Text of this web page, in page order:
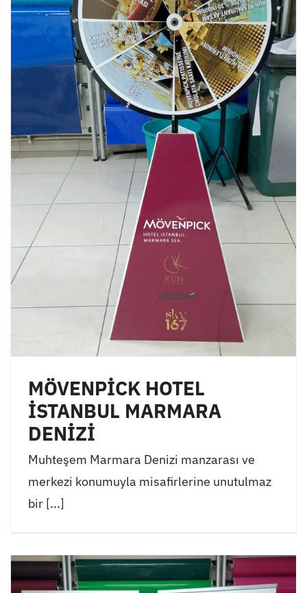
MÖVENPİCK HOTEL
İSTANBUL MARMARA
DENİZİ
Muhteşem Marmara Denizi manzarası ve
merkezi konumuyla misafirlerine unutulmaz
bir [...]